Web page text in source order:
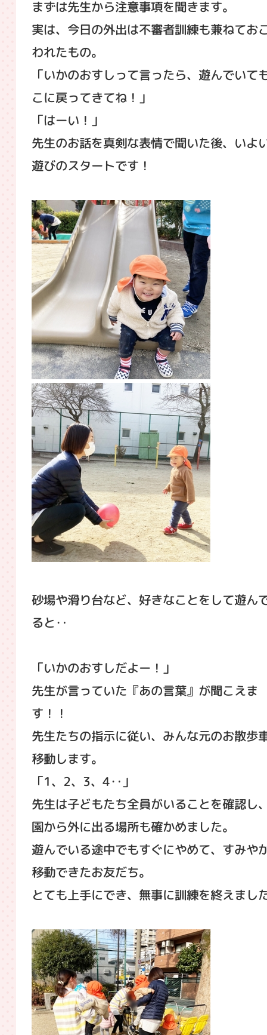
まずは先生から注意事項を聞きます。
実は、今日の外出は不審者訓練も兼ねてお
われたもの。
「いかのおすしって言ったら、遊んでいて
こに戻ってきてね！」
「はーい！」
先生のお話を真剣な表情で聞いた後、いよ
遊びのスタートです！
砂場や滑り台など、好きなことをして遊ん
ると‥
「いかのおすしだよー！」
先生が言っていた『あの言葉』が聞こえま
す！！
先生たちの指示に従い、みんな元のお散歩
移動します。
「1、2、3、4‥」
先生は子どもたち全員がいることを確認し
園から外に出る場所も確かめました。
遊んでいる途中でもすぐにやめて、すみや
移動できたお友だち。
とても上手にでき、無事に訓練を終えまし